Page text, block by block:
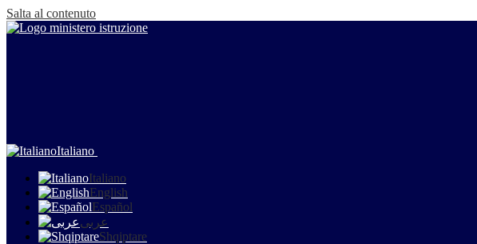
Salta al contenuto
Italiano
Italiano
English
Español
عربى
Shqiptare